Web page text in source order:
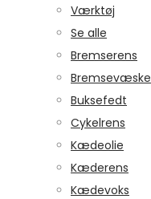
Værktøj
Se alle
Bremserens
Bremsevæske
Buksefedt
Cykelrens
Kædeolie
Kæderens
Kædevoks